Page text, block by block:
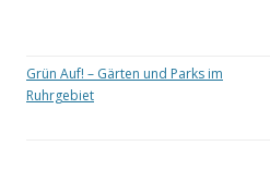
Grün Auf! – Gärten und Parks im
Ruhrgebiet